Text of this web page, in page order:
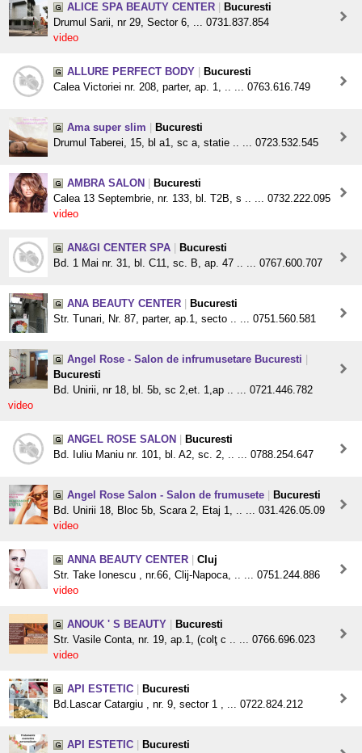
ALICE SPA BEAUTY CENTER
Bucuresti
Drumul Sarii, nr 29, Sector 6, ... 0731.837.854
video
ALLURE PERFECT BODY
Bucuresti
Calea Victoriei nr. 208, parter, ap. 1, .. ... 0763.616.749
Ama super slim
Bucuresti
Drumul Taberei, 15, bl a1, sc a, statie .. ... 0723.532.545
AMBRA SALON
Bucuresti
Calea 13 Septembrie, nr. 133, bl. T2B, s .. ... 0732.222.095
video
AN&GI CENTER SPA
Bucuresti
Bd. 1 Mai nr. 31, bl. C11, sc. B, ap. 47 .. ... 0767.600.707
ANA BEAUTY CENTER
Bucuresti
Str. Tunari, Nr. 87, parter, ap.1, secto .. ... 0751.560.581
Angel Rose - Salon de infrumusetare Bucuresti
Bucuresti
Bd. Unirii, nr 18, bl. 5b, sc 2,et. 1,ap .. ... 0721.446.782
video
ANGEL ROSE SALON
Bucuresti
Bd. Iuliu Maniu nr. 101, bl. A2, sc. 2, .. ... 0788.254.647
Angel Rose Salon - Salon de frumusete
Bucuresti
Bd. Unirii 18, Bloc 5b, Scara 2, Etaj 1, .. ... 031.426.05.09
video
ANNA BEAUTY CENTER
Cluj
Str. Take Ionescu , nr.66, Clij-Napoca, .. ... 0751.244.886
video
ANOUK ' S BEAUTY
Bucuresti
Str. Vasile Conta, nr. 19, ap.1, (colţ c .. ... 0766.696.023
video
API ESTETIC
Bucuresti
Bd.Lascar Catargiu , nr. 9, sector 1 , ... 0722.824.212
API ESTETIC Bucuresti